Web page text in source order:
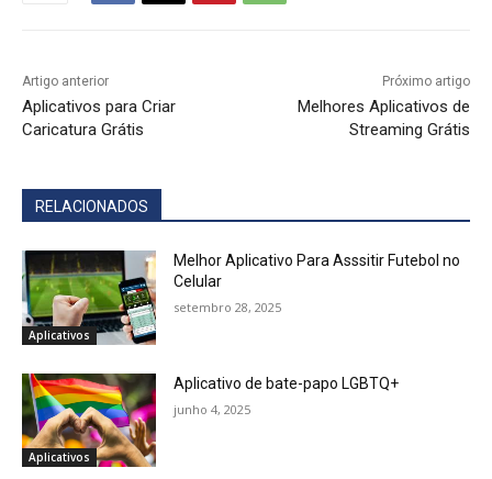
Artigo anterior
Aplicativos para Criar
Caricatura Grátis
Próximo artigo
Melhores Aplicativos de
Streaming Grátis
RELACIONADOS
Aplicativos
Melhor Aplicativo Para Asssitir Futebol no
Celular
setembro 28, 2025
Aplicativos
Aplicativo de bate-papo LGBTQ+
junho 4, 2025